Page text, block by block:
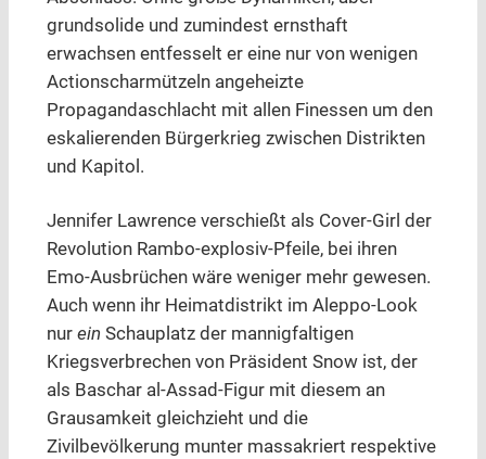
grundsolide und zumindest ernsthaft
erwachsen entfesselt er eine nur von wenigen
Actionscharmützeln angeheizte
Propagandaschlacht mit allen Finessen um den
eskalierenden Bürgerkrieg zwischen Distrikten
und Kapitol.
Jennifer Lawrence verschießt als Cover-Girl der
Revolution Rambo-explosiv-Pfeile, bei ihren
Emo-Ausbrüchen wäre weniger mehr gewesen.
Auch wenn ihr Heimatdistrikt im Aleppo-Look
nur ein Schauplatz der mannigfaltigen
Kriegsverbrechen von Präsident Snow ist, der
als Baschar al-Assad-Figur mit diesem an
Grausamkeit gleichzieht und die
Zivilbevölkerung munter massakriert respektive